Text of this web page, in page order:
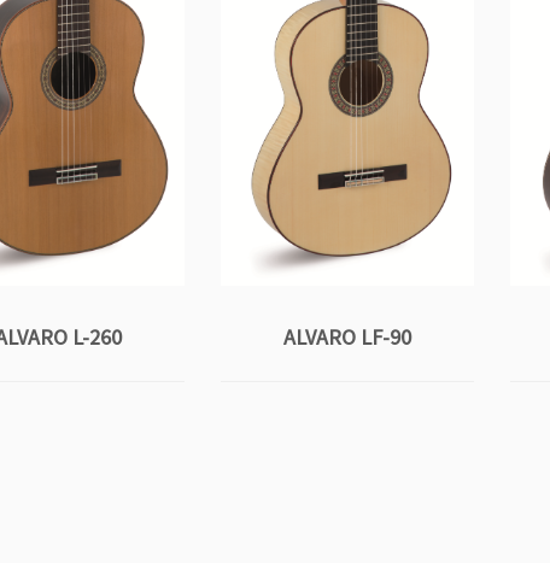
L-260 ALVARO LF-90